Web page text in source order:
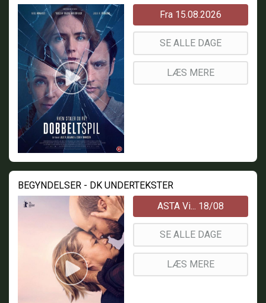
Fra 15.08.2026
SE ALLE DAGE
LÆS MERE
BEGYNDELSER - DK UNDERTEKSTER
ASTA Vi... 18/08
SE ALLE DAGE
LÆS MERE